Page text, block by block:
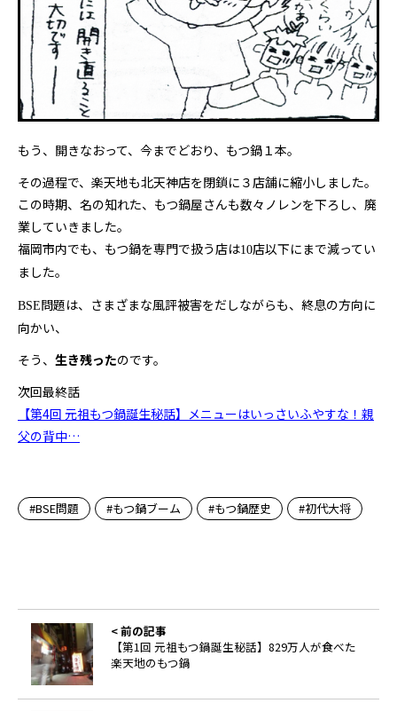
もう、 開きなおって、今までどおり、もつ鍋１本。
その過程で、楽天地も北天神店を閉鎖に３店舗に縮小しました。
この時期、名の知れた、もつ鍋屋さんも数々ノレンを下ろし、廃
業していきました。
福岡市内でも、もつ鍋を専門で扱う店は10店以下にまで減ってい
ました。
BSE問題は、さまざまな風評被害をだしながらも、終息の方向に
向かい、
そう、 生き残ったのです。
次回最終話
【第4回 元祖もつ鍋誕生秘話】メニューはいっさいふやすな！親
父の背中…
BSE問題 もつ鍋ブーム もつ鍋歴史 初代大将
< 前の記事
【第1回 元祖もつ鍋誕生秘話】829万人が食べた
楽天地のもつ鍋